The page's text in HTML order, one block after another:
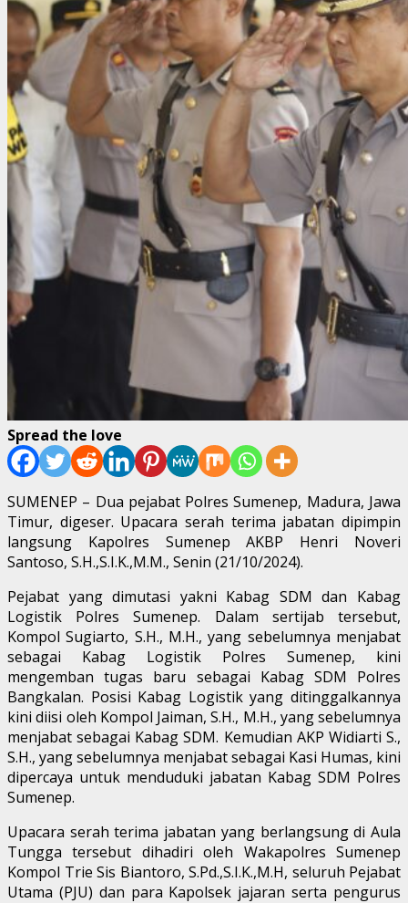
Spread the love
SUMENEP – Dua pejabat Polres Sumenep, Madura, Jawa
Timur, digeser. Upacara serah terima jabatan dipimpin
langsung Kapolres Sumenep AKBP Henri Noveri
Santoso, S.H.,S.I.K.,M.M., Senin (21/10/2024).
Pejabat yang dimutasi yakni Kabag SDM dan Kabag
Logistik Polres Sumenep. Dalam sertijab tersebut,
Kompol Sugiarto, S.H., M.H., yang sebelumnya menjabat
sebagai Kabag Logistik Polres Sumenep, kini
mengemban tugas baru sebagai Kabag SDM Polres
Bangkalan. Posisi Kabag Logistik yang ditinggalkannya
kini diisi oleh Kompol Jaiman, S.H., M.H., yang sebelumnya
menjabat sebagai Kabag SDM. Kemudian AKP Widiarti S.,
S.H., yang sebelumnya menjabat sebagai Kasi Humas, kini
dipercaya untuk menduduki jabatan Kabag SDM Polres
Sumenep.
Upacara serah terima jabatan yang berlangsung di Aula
Tungga tersebut dihadiri oleh Wakapolres Sumenep
Kompol Trie Sis Biantoro, S.Pd.,S.I.K.,M.H, seluruh Pejabat
Utama (PJU) dan para Kapolsek jajaran serta pengurus